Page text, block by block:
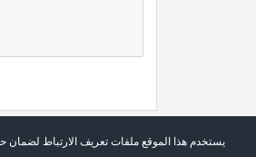
يستخدم هذا الموقع ملفات تعريف الارتباط